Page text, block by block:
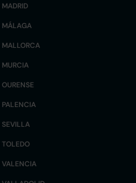
MADRID
MÁLAGA
MALLORCA
MURCIA
OURENSE
PALENCIA
SEVILLA
TOLEDO
VALENCIA